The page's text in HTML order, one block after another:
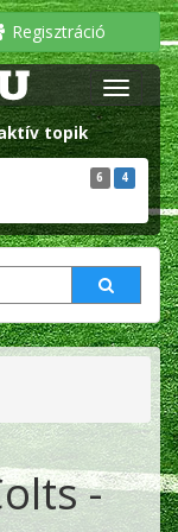
Regisztráció
topik
6 4
-